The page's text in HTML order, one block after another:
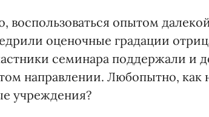
воспользоваться опытом
оценочные градации
семинара поддержали и
направлении. Любопытно,
учреждения?